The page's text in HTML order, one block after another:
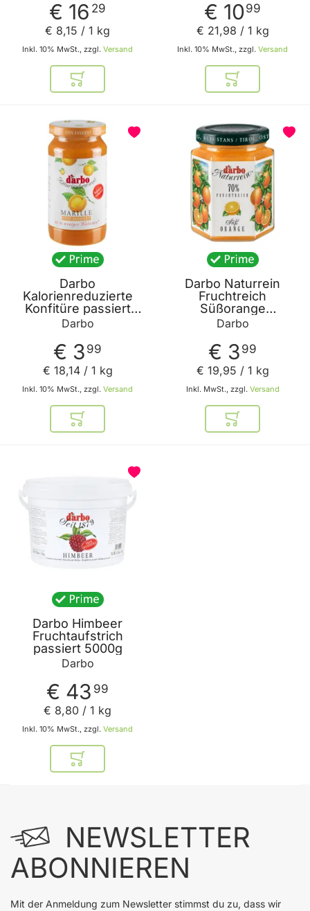
€ 16 29
Inkl. 10% MwSt., zzgl. Versand
€ 8,15 / 1 kg
In den Warenkorb
€ 1099
Inkl. 10% MwSt., zzgl. Versand
€ 21,98 / 1 kg
In den
Darbo
Kalorienreduzierte
Konfitüre passiert
Marille (Aprikose)
Darbo
€ 3 99
Inkl. 10% MwSt., zzgl. Versand
€ 18,14/ 1 kg
In den Warenkorb
Darbo Naturrein
Fruchtreich
Süßorange
Fruchtaufstrich 200g
Darbo
€ 3 99
Inkl. MwSt., zzgl. Versand
€ 19,95 / 1 kg
In den
Darbo Himbeer
Fruchtaufstrich
passiert 5000g
Darbo
€ 43 99
Inkl. 10% MwSt., zzgl. Versand
€ 8,80 / 1 kg
In den Warenkorb
NEWSLETTER
ABONNIEREN
Mit der Anmeldung zum Newsletter stimmst du zu, dass wir